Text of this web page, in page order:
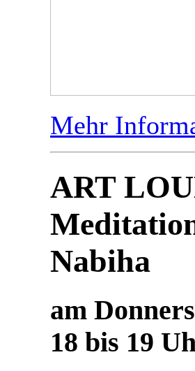
Mehr
ART
Nabiha
am
18 bis 19